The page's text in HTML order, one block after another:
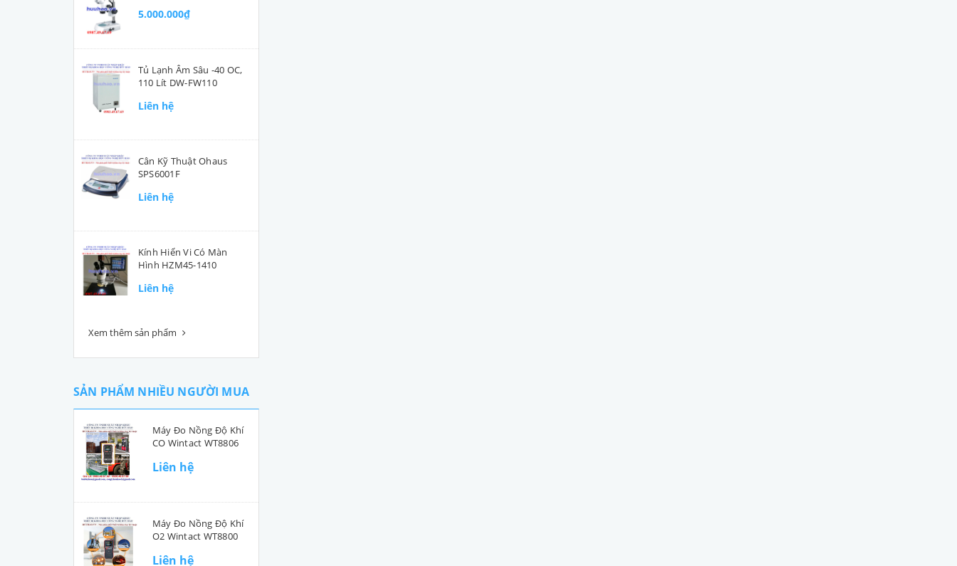
5.000.000₫
Tủ Lạnh Âm Sâu -40 OC,
110 Lít DW-FW110
Liên hệ
Cân Kỹ Thuật Ohaus
SPS6001F
Liên hệ
Kính Hiển Vi Có Màn
Hình HZM45-1410
Liên hệ
Xem thêm sản phẩm
SẢN PHẨM NHIỀU NGƯỜI MUA
Máy Đo Nồng Độ Khí
CO Wintact WT8806
Liên hệ
Máy Đo Nồng Độ Khí
O2 Wintact WT8800
Liên hệ